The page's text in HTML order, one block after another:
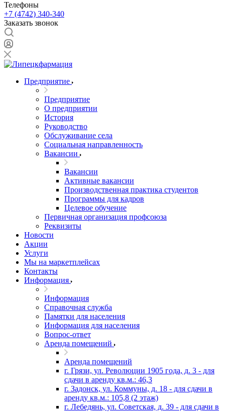
Телефоны
+7 (4742) 340-340
Заказать звонок
Предприятие
Предприятие
О предприятии
История
Руководство
Обслуживание села
Социальная направленность
Вакансии
Вакансии
Активные вакансии
Производственная практика студентов
Программы для кадров
Целевое обучение
Первичная организация профсоюза
Реквизиты
Новости
Акции
Услуги
Мы на маркетплейсах
Контакты
Информация
Информация
Справочная служба
Памятки для населения
Информация для населения
Вопрос-ответ
Аренда помещений
Аренда помещений
г. Грязи, ул. Революции 1905 года, д. 3 - для
сдачи в аренду кв.м.: 46,3
г. Задонск, ул. Коммуны, д. 18 - для сдачи в
аренду кв.м.: 105,8 (2 этаж)
г. Лебедянь, ул. Советская, д. 39 - для сдачи в